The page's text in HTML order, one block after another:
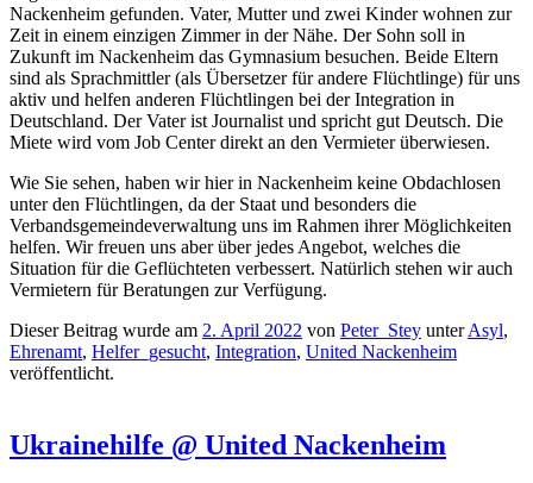
Nackenheim gefunden. Vater, Mutter und zwei Kinder wohnen zur
Zeit in einem einzigen Zimmer in der Nähe. Der Sohn soll in
Zukunft im Nackenheim das Gymnasium besuchen. Beide Eltern
sind als Sprachmittler (als Übersetzer für andere Flüchtlinge) für uns
aktiv und helfen anderen Flüchtlingen bei der Integration in
Deutschland. Der Vater ist Journalist und spricht gut Deutsch. Die
Miete wird vom Job Center direkt an den Vermieter überwiesen.
Wie Sie sehen, haben wir hier in Nackenheim keine Obdachlosen
unter den Flüchtlingen, da der Staat und besonders die
Verbandsgemeindeverwaltung uns im Rahmen ihrer Möglichkeiten
helfen. Wir freuen uns aber über jedes Angebot, welches die
Situation für die Geflüchteten verbessert. Natürlich stehen wir auch
Vermietern für Beratungen zur Verfügung.
Dieser Beitrag wurde am 2. April 2022 von Peter_Stey unterAsyl,
Ehrenamt, Helfer_gesucht, Integration, United Nackenheim
veröffentlicht.
Ukrainehilfe @ United Nackenheim